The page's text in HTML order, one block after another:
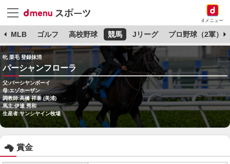
dメニュー
MLB ゴルフ 高校野球 競馬 Jリーグ プロ野球（2軍）
牝 栗毛 登録抹消
パーシャンフローラ
父:パーシヤンボーイ
母:エゾホーザン
調教師:高橋 祥泰 (美浦)
馬主:伊達 秀和
生産者:サンシヤイン牧場
賞金